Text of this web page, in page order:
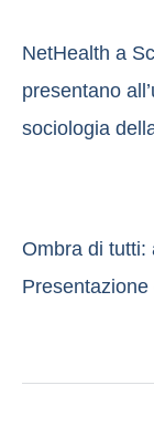
NetHealth a
presentano
sociologia
Ombra di tutti: